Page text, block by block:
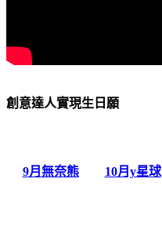
創意達人實現生日願
9月無奈熊 10月y星球